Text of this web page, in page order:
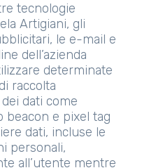
tecnologie
Artigiani, gli
le e-mail e
dell’azienda
determinate
raccolta
dati come
beacon e pixel tag
dati, incluse le
personali,
all’utente mentre